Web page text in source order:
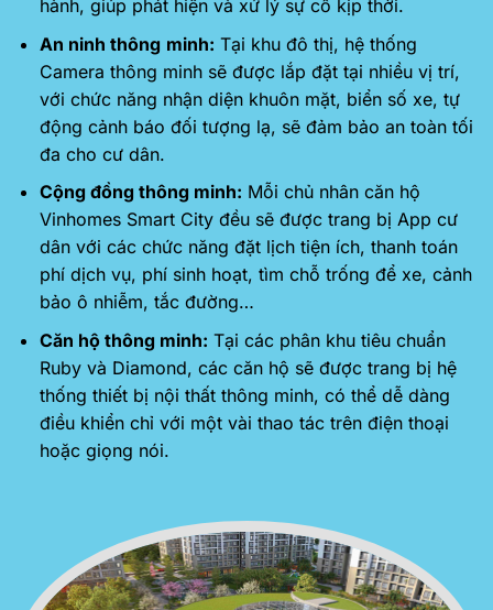
hành, giúp phát hiện và xử lý sự cố kịp thời.
An ninh thông minh: Tại khu đô thị, hệ thống
Camera thông minh sẽ được lắp đặt tại nhiều vị trí,
với chức năng nhận diện khuôn mặt, biển số xe, tự
động cảnh báo đối tượng lạ, sẽ đảm bảo an toàn tối
đa cho cư dân.
Cộng đồng thông minh: Mỗi chủ nhân căn hộ
Vinhomes Smart City đều sẽ được trang bị App cư
dân với các chức năng đặt lịch tiện ích, thanh toán
phí dịch vụ, phí sinh hoạt, tìm chỗ trống để xe, cảnh
bảo ô nhiễm, tắc đường…
Căn hộ thông minh: Tại các phân khu tiêu chuẩn
Ruby và Diamond, các căn hộ sẽ được trang bị hệ
thống thiết bị nội thất thông minh, có thể dễ dàng
điều khiển chỉ với một vài thao tác trên điện thoại
hoặc giọng nói.